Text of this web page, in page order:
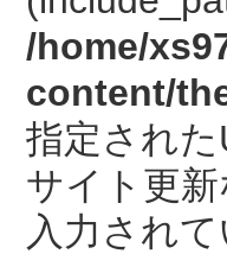
/home/
content/
指定され
サイト更
入力され